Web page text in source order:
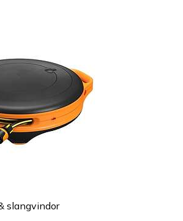
slangvindor